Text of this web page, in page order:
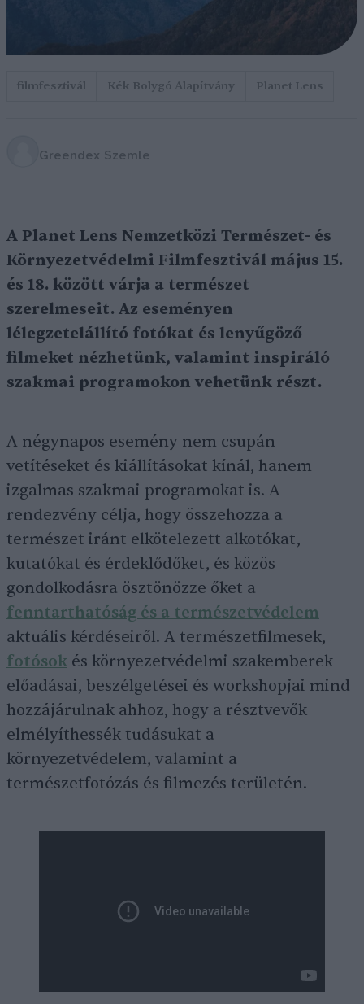
filmfesztivál Kék Bolygó Alapítvány Planet Lens
Greendex Szemle
A Planet Lens Nemzetközi Természet- és
Környezetvédelmi Filmfesztivál május 15.
és 18. között várja a természet
szerelmeseit. Az eseményen
lélegzetelállító fotókat és lenyűgöző
filmeket nézhetünk, valamint inspiráló
szakmai programokon vehetünk részt.
A négynapos esemény nem csupán
vetítéseket és kiállításokat kínál, hanem
izgalmas szakmai programokat is. A
rendezvény célja, hogy összehozza a
természet iránt elkötelezett alkotókat,
kutatókat és érdeklődőket, és közös
gondolkodásra ösztönözze őket a
fenntarthatóság és a természetvédelem
aktuális kérdéseiről. A természetfilmesek,
fotósok és környezetvédelmi szakemberek
előadásai, beszélgetései és workshopjai mind
hozzájárulnak ahhoz, hogy a résztvevők
elmélyíthessék tudásukat a
környezetvédelem, valamint a
természetfotózás és filmezés területén.